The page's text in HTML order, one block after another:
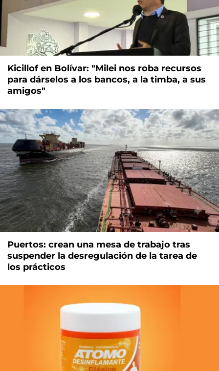
Kicillof en Bolívar: "Milei nos roba recursos
para dárselos a los bancos, a la timba, a sus
amigos"
Puertos: crean una mesa de trabajo tras
suspender la desregulación de la tarea de
los prácticos